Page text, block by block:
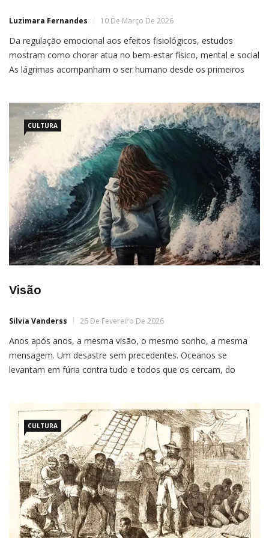
Luzimara Fernandes 10 De Março De 2026
Da regulação emocional aos efeitos fisiológicos, estudos
mostram como chorar atua no bem-estar físico, mental e social
As lágrimas acompanham o ser humano desde os primeiros
“ele é tanto uma forma de se acalmarem quanto uma maneira
CULTURA
Visão
Silvia Vanderss 26 De Fevereiro De 2026
Anos após anos, a mesma visão, o mesmo sonho, a mesma
mensagem. Um desastre sem precedentes. Oceanos se
levantam em fúria contra tudo e todos que os cercam, do
turvas e em águas transparentes, tonalidades de azuis […]
CULTURA